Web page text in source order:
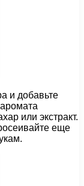
и добавьте
или экстракт.
еще